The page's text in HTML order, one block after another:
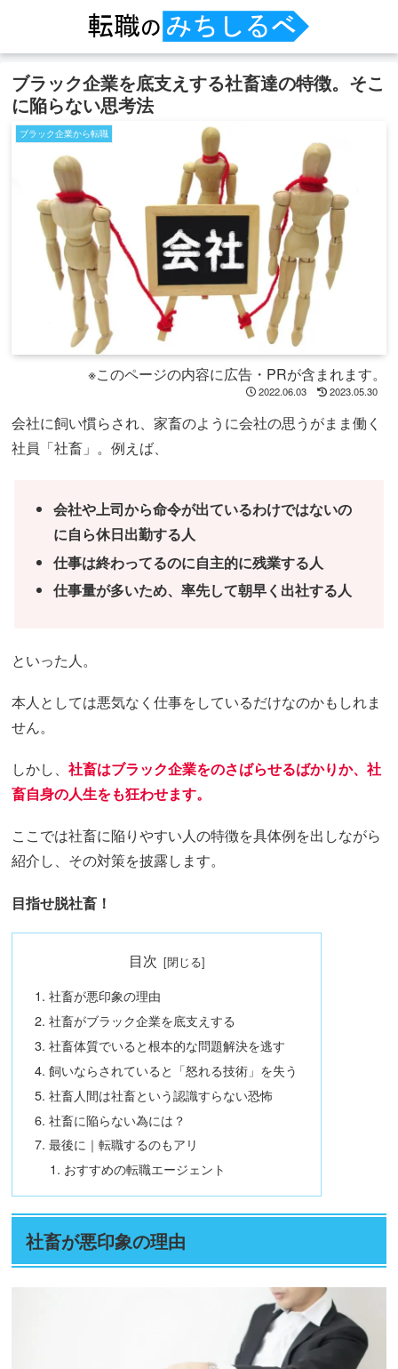
ブラック企業を底支えする社畜達の特徴。そこ
に陥らない思考法
ブラック企業から転職
※このページの内容に広告・PRが含まれます。
2022.06.03 2023.05.30
会社に飼い慣らされ、家畜のように会社の思うがまま働く
社員「社畜」。例えば、
会社や上司から命令が出ているわけではないの
に自ら休日出勤する人
仕事は終わってるのに自主的に残業する人
仕事量が多いため、率先して朝早く出社する人
といった人。
本人としては悪気なく仕事をしているだけなのかもしれま
せん。
しかし、社畜はブラック企業をのさばらせるばかりか、社
畜自身の人生をも狂わせます。
ここでは社畜に陥りやすい人の特徴を具体例を出しながら
紹介し、その対策を披露します。
目指せ脱社畜！
目次
社畜が悪印象の理由
社畜がブラック企業を底支えする
社畜体質でいると根本的な問題解決を逃す
飼いならされていると「怒れる技術」を失う
社畜人間は社畜という認識すらない恐怖
社畜に陥らない為には？
最後に｜転職するのもアリ
おすすめの転職エージェント
社畜が悪印象の理由